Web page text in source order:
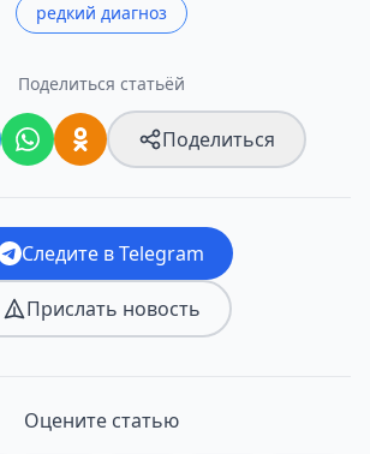
редкий диагноз
Поделиться статьёй
Поделиться
Следите в Telegram
Прислать новость
Оцените статью